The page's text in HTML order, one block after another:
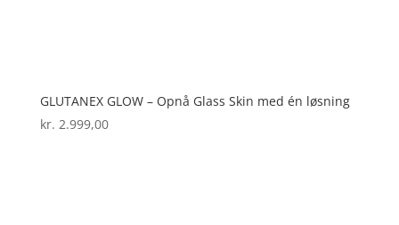
GLUTANEX GLOW – Opnå Glass Skin med én løsning
kr. 2.999,00